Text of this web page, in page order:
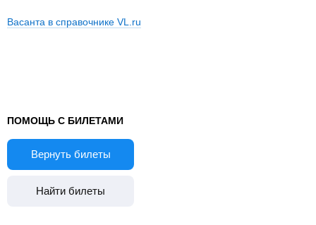
Васанта в справочнике VL.ru
ПОМОЩЬ С БИЛЕТАМИ
Вернуть билеты
Найти билеты